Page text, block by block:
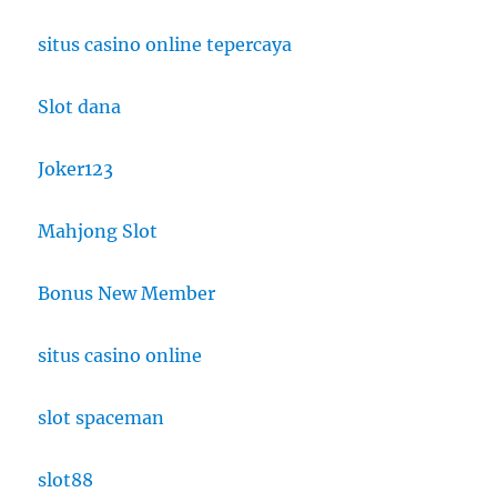
situs casino online tepercaya
Slot dana
Joker123
Mahjong Slot
Bonus New Member
situs casino online
slot spaceman
slot88